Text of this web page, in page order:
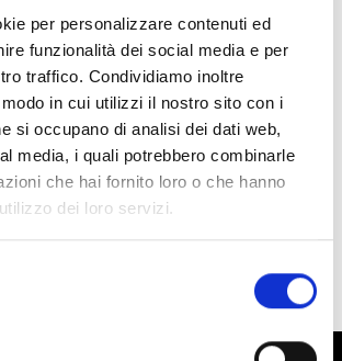
per personalizzare contenuti ed
funzionalità dei social media e per
traffico. Condividiamo inoltre
in cui utilizzi il nostro sito con i
si occupano di analisi dei dati web,
media, i quali potrebbero combinarle
che hai fornito loro o che hanno
dei loro servizi.
Reflexion